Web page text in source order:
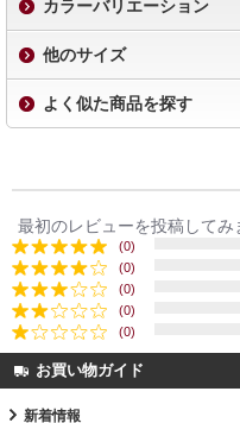
カラーバリエーション
他のサイズ
よく似た商品を探す
最初のレビューを投稿してみ
(0)
(0)
(0)
(0)
(0)
お買い物ガイド
新着情報